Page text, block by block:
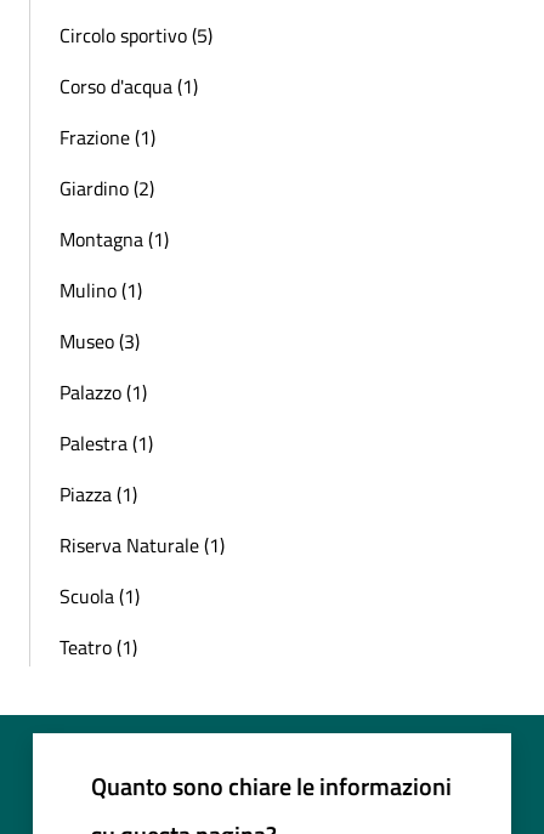
Circolo sportivo (5)
Corso d'acqua (1)
Frazione (1)
Giardino (2)
Montagna (1)
Mulino (1)
Museo (3)
Palazzo (1)
Palestra (1)
Piazza (1)
Riserva Naturale (1)
Scuola (1)
Teatro (1)
Quanto sono chiare le informazioni